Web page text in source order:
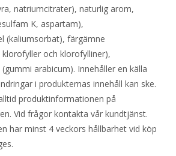
natriumcitrater), naturlig arom,
K, aspartam),
(kaliumsorbat), färgämne
och klorofylliner),
arabicum). Innehåller en källa
i produkternas innehåll kan ske.
produktinformationen på
Vid frågor kontakta vår kundtjänst.
har minst 4 veckors hållbarhet vid köp